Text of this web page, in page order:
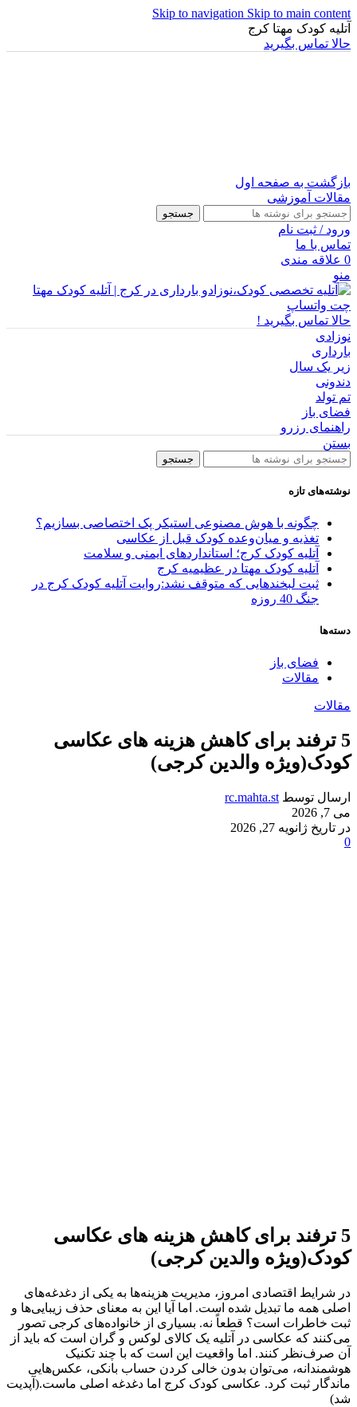
Skip to navigation Skip to main content
آتلیه کودک مهتا کرج
حالا تماس بگیرید
بازگشت به صفحه اول
مقالات آموزشی
جستجو
ورود / ثبت نام
تماس با ما
0 علاقه مندی
منو
چت واتساپ
حالا تماس بگیرید !
نوزادی
بارداری
زیر یک سال
دندونی
تم تولد
فضای باز
راهنمای رزرو
بستن
جستجو
نوشته‌های تازه
چگونه با هوش مصنوعی استیکر پک اختصاصی بسازیم؟
تغذیه و میان‌وعده کودک قبل از عکاسی
آتلیه کودک کرج؛ استانداردهای ایمنی و سلامت
آتلیه کودک مهتا در عظیمیه کرج
ثبت لبخندهایی که متوقف نشد:روایت آتلیه کودک کرج در
جنگ 40 روزه
دسته‌ها
فضای باز
مقالات
مقالات
5 ترفند برای کاهش هزینه های عکاسی
کودک(ویژه والدین کرجی)
ارسال توسط rc.mahta.st
می 7, 2026
در تاریخ ژانویه 27, 2026
0
5 ترفند برای کاهش هزینه های عکاسی
کودک(ویژه والدین کرجی)
در شرایط اقتصادی امروز، مدیریت هزینه‌ها به یکی از دغدغه‌های
اصلی همه ما تبدیل شده است. اما آیا این به معنای حذف زیبایی‌ها و
ثبت خاطرات است؟ قطعاً نه. بسیاری از خانواده‌های کرجی تصور
می‌کنند که عکاسی در آتلیه یک کالای لوکس و گران است که باید از
آن صرف‌نظر کنند. اما واقعیت این است که با چند تکنیک
هوشمندانه، می‌توان بدون خالی کردن حساب بانکی، عکس‌هایی
ماندگار ثبت کرد. عکاسی کودک کرج اما دغدغه اصلی ماست.(آپدیت
شد)